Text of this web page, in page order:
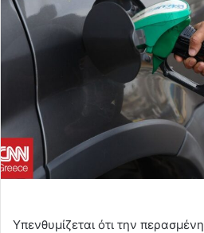
Υπενθυμίζεται ότι την